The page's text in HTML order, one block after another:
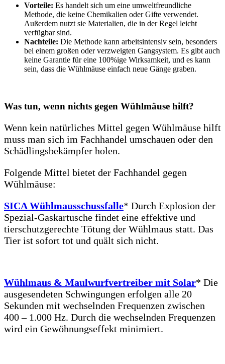
Vorteile: Es handelt sich um eine umweltfreundliche
Methode, die keine Chemikalien oder Gifte verwendet.
Außerdem nutzt sie Materialien, die in der Regel leicht
verfügbar sind.
Nachteile: Die Methode kann arbeitsintensiv sein, besonders
bei einem großen oder verzweigten Gangsystem. Es gibt auch
keine Garantie für eine 100%ige Wirksamkeit, und es kann
sein, dass die Wühlmäuse einfach neue Gänge graben.
Was tun, wenn nichts gegen Wühlmäuse hilft?
Wenn kein natürliches Mittel gegen Wühlmäuse hilft
muss man sich im Fachhandel umschauen oder den
Schädlingsbekämpfer holen.
Folgende Mittel bietet der Fachhandel gegen
Wühlmäuse:
SICA Wühlmausschussfalle* Durch Explosion der
Spezial-Gaskartusche findet eine effektive und
tierschutzgerechte Tötung der Wühlmaus statt. Das
Tier ist sofort tot und quält sich nicht.
Wühlmaus & Maulwurfvertreiber mit Solar* Die
ausgesendeten Schwingungen erfolgen alle 20
Sekunden mit wechselnden Frequenzen zwischen
400 – 1.000 Hz. Durch die wechselnden Frequenzen
wird ein Gewöhnungseffekt minimiert.